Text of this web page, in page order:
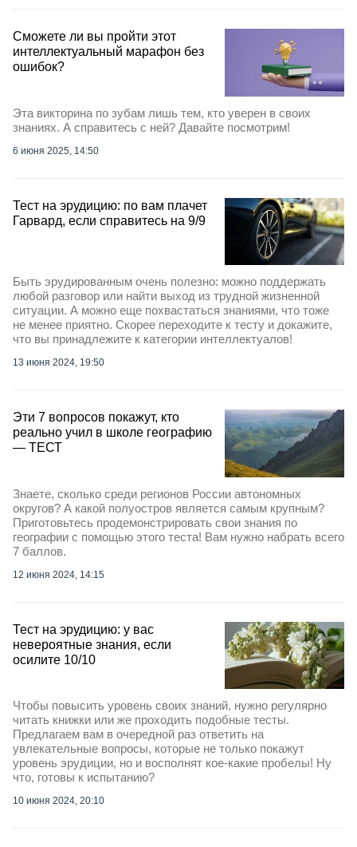
Сможете ли вы пройти этот
интеллектуальный марафон без
ошибок?
Эта викторина по зубам лишь тем, кто уверен в своих
знаниях. А справитесь с ней? Давайте посмотрим!
6 июня 2025, 14:50
Тест на эрудицию: по вам плачет
Гарвард, если справитесь на 9/9
Быть эрудированным очень полезно: можно поддержать
любой разговор или найти выход из трудной жизненной
ситуации. А можно еще похвастаться знаниями, что тоже
не менее приятно. Скорее переходите к тесту и докажите,
что вы принадлежите к категории интеллектуалов!
13 июня 2024, 19:50
Эти 7 вопросов покажут, кто
реально учил в школе географию
— ТЕСТ
Знаете, сколько среди регионов России автономных
округов? А какой полуостров является самым крупным?
Приготовьтесь продемонстрировать свои знания по
географии с помощью этого теста! Вам нужно набрать всего
7 баллов.
12 июня 2024, 14:15
Тест на эрудицию: у вас
невероятные знания, если
осилите 10/10
Чтобы повысить уровень своих знаний, нужно регулярно
читать книжки или же проходить подобные тесты.
Предлагаем вам в очередной раз ответить на
увлекательные вопросы, которые не только покажут
уровень эрудиции, но и восполнят кое-какие пробелы! Ну
что, готовы к испытанию?
10 июня 2024, 20:10